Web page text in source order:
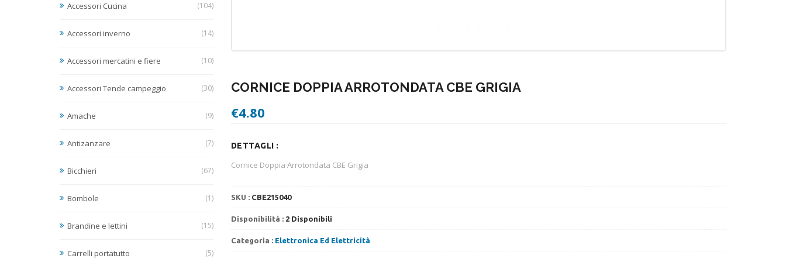
Accessori Cucina (104)
Accessori inverno (14)
Accessori mercatini e fiere (10)
Accessori Tende campeggio (30)
Amache (9)
Antizanzare (7)
Bicchieri (67)
Bombole (1)
Brandine e lettini (15)
Carrelli portatutto (5)
CORNICE DOPPIA ARROTONDATA CBE GRIGIA
€4.80
DETTAGLI :
Cornice Doppia Arrotondata CBE Grigia
SKU : CBE215040
Disponibilità : 2 Disponibili
Categoria : Elettronica Ed Elettricità